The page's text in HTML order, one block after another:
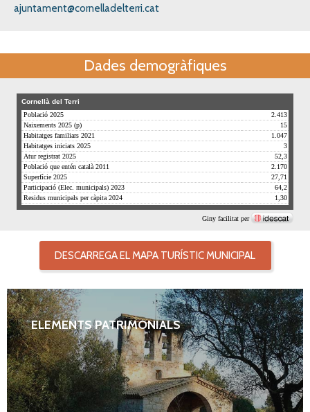
ajuntament@cornelladelterri.cat
Dades demogràfiques
DESCARREGA EL MAPA TURÍSTIC MUNICIPAL
ELEMENTS PATRIMONIALS